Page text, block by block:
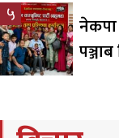
५
नेकपा